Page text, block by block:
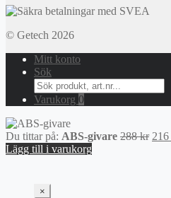
© Getech 2026
Mitt konto
Sök
Search
for:
Varukorg 0
Du tittar på: ABS-givare 288kr Det
216
Lägg till i varukorg
×